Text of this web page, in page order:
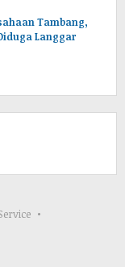
Tambang,
Langgar